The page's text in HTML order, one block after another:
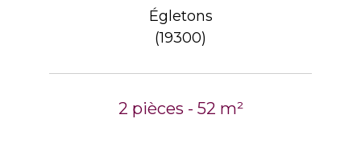
Égletons
(19300)
2 pièces - 52 m²